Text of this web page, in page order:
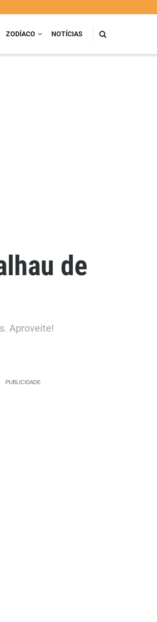
ZODÍACO NOTÍCIAS
de
Aproveite!
PUBLICIDADE